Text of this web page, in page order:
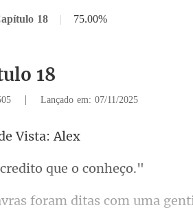
18 | 75.00%
18
| Lançado em: 07/11/2025
Vis
dito que